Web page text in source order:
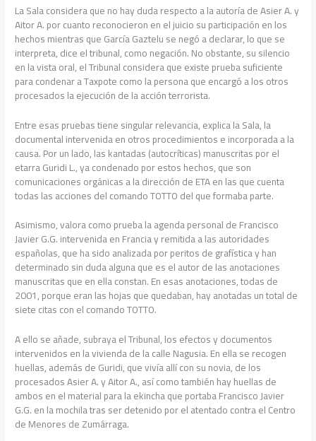
La Sala considera que no hay duda respecto a la autoría de Asier A. y
Aitor A. por cuanto reconocieron en el juicio su participación en los
hechos mientras que García Gaztelu se negó a declarar, lo que se
interpreta, dice el tribunal, como negación. No obstante, su silencio
en la vista oral, el Tribunal considera que existe prueba suficiente
para condenar a Taxpote como la persona que encargó a los otros
procesados la ejecución de la acción terrorista.
Entre esas pruebas tiene singular relevancia, explica la Sala, la
documental intervenida en otros procedimientos e incorporada a la
causa. Por un lado, las kantadas (autocríticas) manuscritas por el
etarra Guridi L., ya condenado por estos hechos, que son
comunicaciones orgánicas a la dirección de ETA en las que cuenta
todas las acciones del comando TOTTO del que formaba parte.
Asimismo, valora como prueba la agenda personal de Francisco
Javier G.G. intervenida en Francia y remitida a las autoridades
españolas, que ha sido analizada por peritos de grafística y han
determinado sin duda alguna que es el autor de las anotaciones
manuscritas que en ella constan. En esas anotaciones, todas de
2001, porque eran las hojas que quedaban, hay anotadas un total de
siete citas con el comando TOTTO.
A ello se añade, subraya el Tribunal, los efectos y documentos
intervenidos en la vivienda de la calle Nagusia. En ella se recogen
huellas, además de Guridi, que vivía allí con su novia, de los
procesados Asier A. y Aitor A., así como también hay huellas de
ambos en el material para la ekincha que portaba Francisco Javier
G.G. en la mochila tras ser detenido por el atentado contra el Centro
de Menores de Zumárraga.